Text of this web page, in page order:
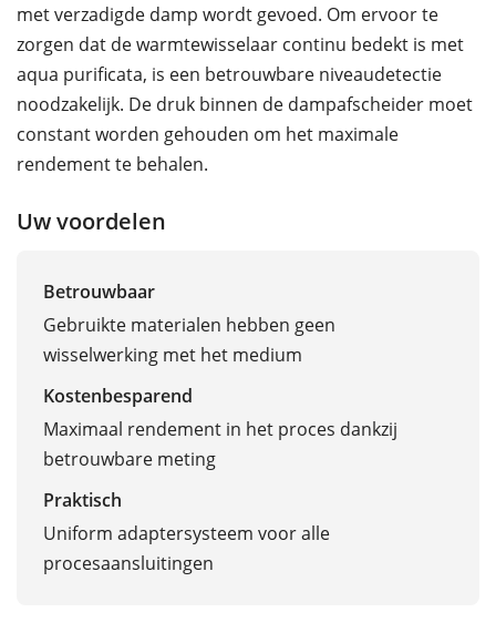
met verzadigde damp wordt gevoed. Om ervoor te
zorgen dat de warmtewisselaar continu bedekt is met
aqua purificata, is een betrouwbare niveaudetectie
noodzakelijk. De druk binnen de dampafscheider moet
constant worden gehouden om het maximale
rendement te behalen.
Uw voordelen
Betrouwbaar
Gebruikte materialen hebben geen
wisselwerking met het medium
Kostenbesparend
Maximaal rendement in het proces dankzij
betrouwbare meting
Praktisch
Uniform adaptersysteem voor alle
procesaansluitingen